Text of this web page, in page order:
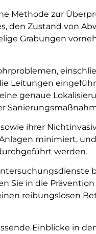
Methode zur
den Zustand von
Grabungen
Leitungen
genaue
ihrer
minimiert,
werden.
Sie in die
reibungslosen
Einblicke in